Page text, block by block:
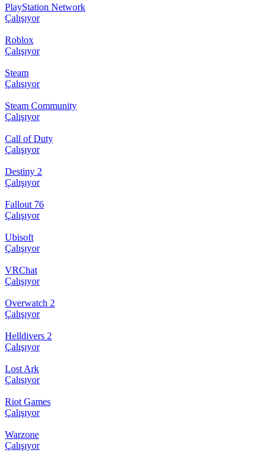
PlayStation Network
Çalışıyor
Roblox
Çalışıyor
Steam
Çalışıyor
Steam Community
Çalışıyor
Call of Duty
Çalışıyor
Destiny 2
Çalışıyor
Fallout 76
Çalışıyor
Ubisoft
Çalışıyor
VRChat
Çalışıyor
Overwatch 2
Çalışıyor
Helldivers 2
Çalışıyor
Lost Ark
Çalışıyor
Riot Games
Çalışıyor
Warzone
Çalışıyor